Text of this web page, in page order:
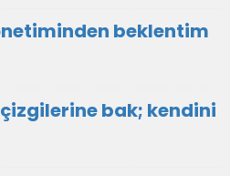
beklentim
çizgilerine bak; kendini